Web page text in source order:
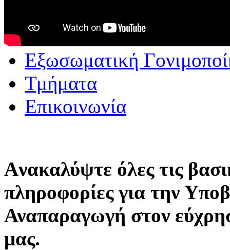
Εξωσωματική
Τμήματα
Επικοινωνία
Aνακαλύψτε όλες τις
πληροφορίες για την
Αναπαραγωγή στον
μας.